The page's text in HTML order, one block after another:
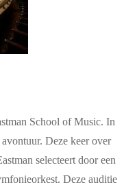
School of Music. In
Deze keer over
selecteert door een
Deze auditie